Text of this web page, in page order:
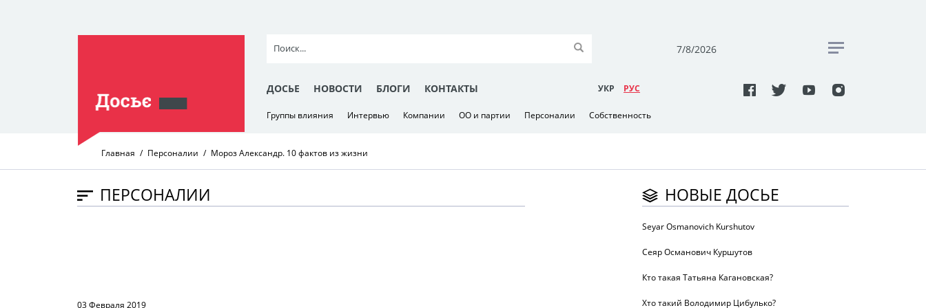
7/8/2026
ДОСЬЕ НОВОСТИ БЛОГИ КОНТАКТЫ УКР РУC
Группы влияния Интервью Компании ОО и партии Персоналии Собственность
Главная Персоналии Мороз Александр. 10 фактов из жизни
ПЕРСОНАЛИИ
03 Февраля 2019
НОВЫЕ ДОСЬЕ
Seyar Osmanovich Kurshutov
Сеяр Османович Куршутов
Кто такая Татьяна Кагановская?
Хто такий Володимир Цибулько?